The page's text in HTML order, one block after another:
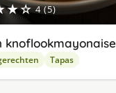
4 (5)
knoflookmayonaise
Tapas